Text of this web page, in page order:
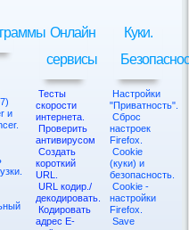
и
Онлайн
сервисы
Тесты
скорости
интернета.
Проверить
антивирусом
Создать
короткий
URL.
URL кодир./
декодировать.
Кодировать
адрес E-
Куки.
Настройки
"Приватность".
Сброс
настроек
Firefox.
Cookie
(куки) и
безопасность.
Cookie -
настройки
Firefox.
Save